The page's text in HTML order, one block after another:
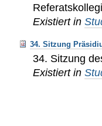
Existiert in
34. Sitzung
34. Sitzung
Existiert in